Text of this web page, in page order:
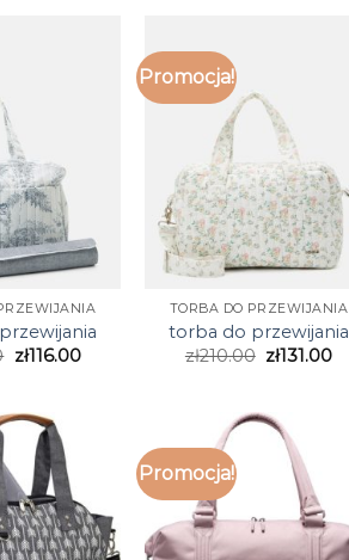
zł116.00
Promocja!
TORBA DO PRZEWIJANIA
torba do przewijania
zł210.00 zł131.00
Promocja!